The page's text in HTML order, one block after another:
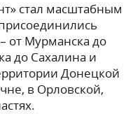
стал масштабным
от Мурманска до
до Сахалина и
Донецкой
в Орловской,